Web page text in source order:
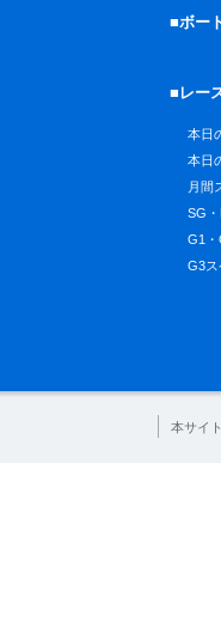
■ボー
■レー
本日
本日
月間
SG
G1・
G3ス
本サイ